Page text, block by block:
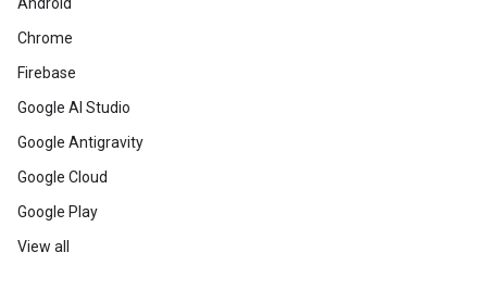
Chrome
Firebase
Google AI Studio
Google Antigravity
Google Cloud
Google Play
View all